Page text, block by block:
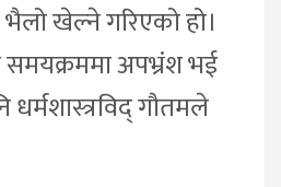
खेल्ने गरिएको हो।
समयक्रममा अपभ्रंश भई
गौतमले